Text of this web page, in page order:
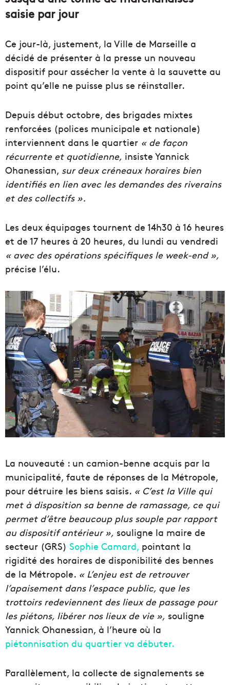
saisie par jour
Ce jour-là, justement, la Ville de Marseille a
décidé de présenter à la presse un nouveau
dispositif pour assécher la vente à la sauvette au
point qu’elle ne puisse plus se réinstaller.
Depuis début octobre, des brigades mixtes
renforcées (polices municipale et nationale)
interviennent dans le quartier « de façon
récurrente et quotidienne, insiste Yannick
Ohanessian, sur deux créneaux horaires bien
identifiés en lien avec les demandes des riverains
et des collectifs ».
Les deux équipages tournent de 14h30 à 16 heures
et de 17 heures à 20 heures, du lundi au vendredi
« avec des opérations spécifiques le week-end »,
précise l’élu.
La nouveauté : un camion-benne acquis par la
municipalité, faute de réponses de la Métropole,
pour détruire les biens saisis. « C’est la Ville qui
met à disposition sa benne de ramassage, ce qui
permet d’être beaucoup plus souple par rapport
au dispositif antérieur », souligne la maire de
secteur (GRS) Sophie Camard, pointant la
rigidité des horaires de disponibilité des bennes
de la Métropole. « L’enjeu est de retrouver
l’apaisement dans l’espace public, que les
trottoirs redeviennent des lieux de passage pour
les piétons, libérer nos lieux de vie », souligne
Yannick Ohanessian, à l’heure où la
piétonnisation du quartier va débuter.
Parallèlement, la collecte de signalements se